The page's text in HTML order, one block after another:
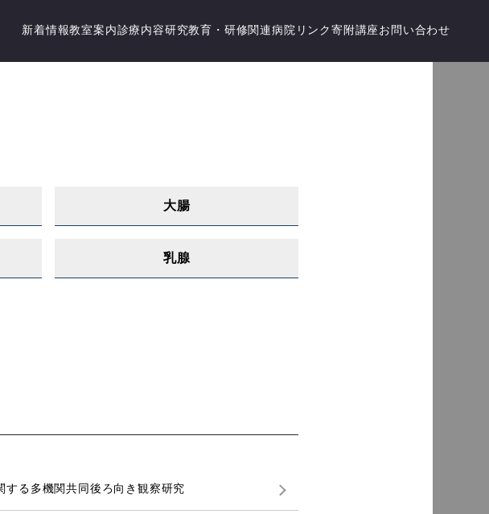
新着情報教室案内診療内容研究教育・研修関連病院 リンク 寄附講座 お問い合わせ
大腸
乳腺
る多機関共同後ろ向き観察研究